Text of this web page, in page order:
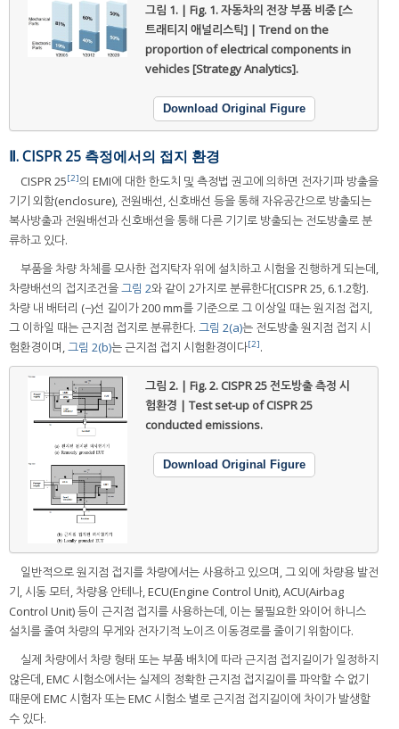
그림 1. | Fig. 1.자동차의 전장 부품 비중 [스
트래티지 애널리스틱] | Trend on the
proportion of electrical components in
vehicles [Strategy Analytics].
Download Original Figure
Ⅱ. CISPR 25 측정에서의 접지 환경
CISPR 25[2]의 EMI에 대한 한도치 및 측정법 권고에 의하면 전자기파 방출을
기기 외함(enclosure), 전원배선, 신호배선 등을 통해 자유공간으로 방출되는
복사방출과 전원배선과 신호배선을 통해 다른 기기로 방출되는 전도방출로 분
류하고 있다.
부품을 차량 차체를 모사한 접지탁자 위에 설치하고 시험을 진행하게 되는데,
차량배선의 접지조건을그림 2와 같이 2가지로 분류한다[CISPR 25, 6.1.2항].
차량 내 배터리 (−)선 길이가 200 mm를 기준으로 그 이상일 때는 원지점 접지,
그 이하일 때는 근지점 접지로 분류한다. 그림 2(a)는 전도방출 원지점 접지 시
험환경이며,그림 2(b)는 근지점 접지 시험환경이다[2].
그림 2. | Fig. 2. CISPR 25 전도방출 측정 시
험환경 | Test set-up of CISPR 25
conducted emissions.
Download Original Figure
일반적으로 원지점 접지를 차량에서는 사용하고 있으며, 그 외에 차량용 발전
기, 시동 모터, 차량용 안테나, ECU(Engine Control Unit), ACU(Airbag
Control Unit) 등이 근지점 접지를 사용하는데, 이는 불필요한 와이어 하니스
설치를 줄여 차량의 무게와 전자기적 노이즈 이동경로를 줄이기 위함이다.
실제 차량에서 차량 형태 또는 부품 배치에 따라 근지점 접지길이가 일정하지
않은데, EMC 시험소에서는 실제의 정확한 근지점 접지길이를 파악할 수 없기
때문에 EMC 시험자 또는 EMC 시험소 별로 근지점 접지길이에 차이가 발생할
수 있다.